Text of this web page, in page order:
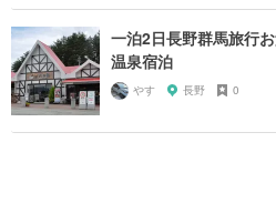
一泊2日長野群馬旅行
温泉宿泊
やす 長野 0